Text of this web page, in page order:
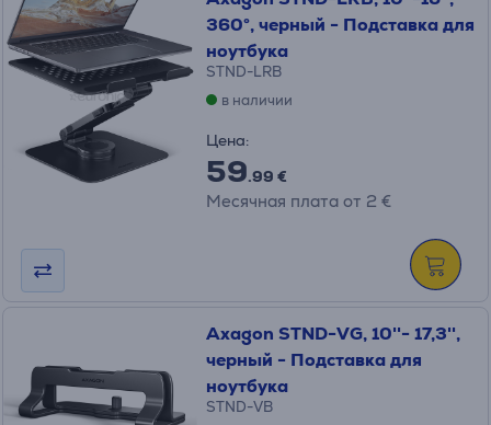
360°, черный - Подставка для
ноутбука
STND-LRB
в наличии
Цена:
59.99 €
Месячная плата от 2 €
Axagon STND-VG, 10''- 17,3'',
черный - Подставка для
ноутбука
STND-VB